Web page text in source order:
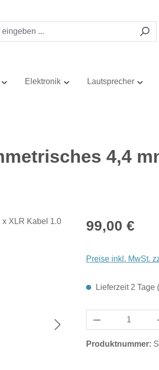
Elektronik Lautsprecher
4,4
Regulärer Preis:
99,00 €
Preise inkl. MwSt.
Lieferzeit 2 Tage
Produktnummer: